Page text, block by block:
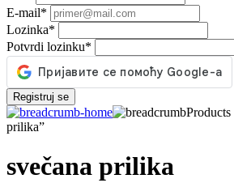
E-mail*
Lozinka*
Potvrdi lozinku*
Registruj se
Products
prilika”
svečana prilika